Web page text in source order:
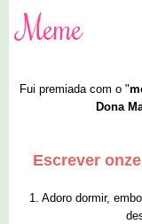
Meme
Fui premiada com o "
Dona
Escrever
1. Adoro dormir,